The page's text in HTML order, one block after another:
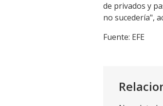
de privados y
no sucedería",
Fuente: EFE